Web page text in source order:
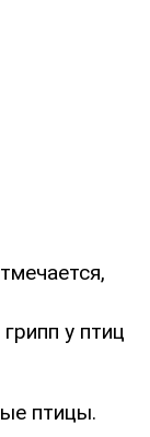
у птиц
птицы.